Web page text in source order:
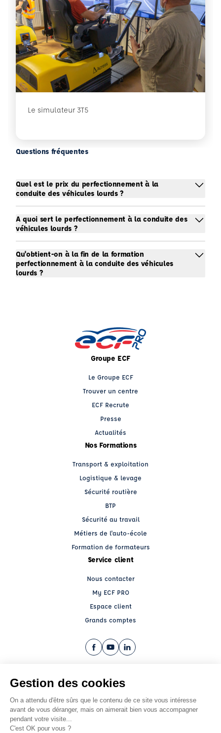
Le simulateur 3T5
Questions fréquentes
Quel est le prix du perfectionnement à la
conduite des véhicules lourds ?
A quoi sert le perfectionnement à la conduite des
véhicules lourds ?
Qu'obtient-on à la fin de la formation
perfectionnement à la conduite des véhicules
lourds ?
Groupe ECF
Le Groupe ECF
Trouver un centre
ECF Recrute
Presse
Actualités
Nos Formations
Transport & exploitation
Logistique & levage
Sécurité routière
BTP
Sécurité au travail
Métiers de l'auto-école
Formation de formateurs
Service client
Nous contacter
My ECF PRO
Espace client
Grands comptes
Facebook (nouvelle fenêtre)
YouTube (nouvelle fenêtre)
LinkedIn (nouvelle fenêtre)
Mentions légales
© 2026 École de Conduite Française. Tous droits réservés